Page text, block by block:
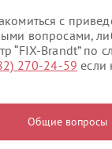
с
вопросами,
“FIX-Brandt” по
270-24-59 если
Общие вопросы